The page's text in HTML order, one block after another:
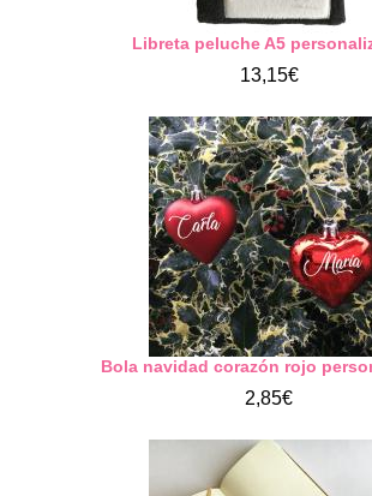
Libreta peluche A5
13,15€
Bola navidad corazón rojo
2,85€